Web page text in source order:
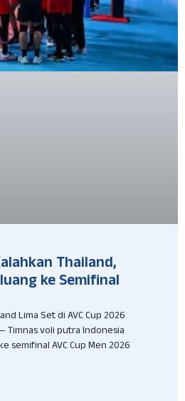
Thailand,
ke Semifinal
Lima Set di AVC Cup 2026
Timnas voli putra Indonesia
semifinal AVC Cup Men 2026